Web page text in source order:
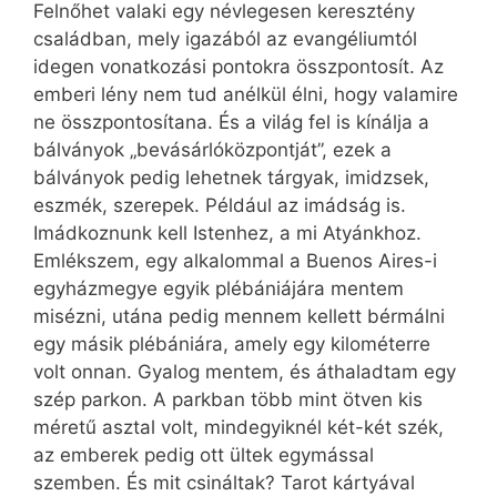
Felnőhet valaki egy névlegesen keresztény
családban, mely igazából az evangéliumtól
idegen vonatkozási pontokra összpontosít. Az
emberi lény nem tud anélkül élni, hogy valamire
ne összpontosítana. És a világ fel is kínálja a
bálványok „bevásárlóközpontját”, ezek a
bálványok pedig lehetnek tárgyak, imidzsek,
eszmék, szerepek. Például az imádság is.
Imádkoznunk kell Istenhez, a mi Atyánkhoz.
Emlékszem, egy alkalommal a Buenos Aires-i
egyházmegye egyik plébániájára mentem
misézni, utána pedig mennem kellett bérmálni
egy másik plébániára, amely egy kilométerre
volt onnan. Gyalog mentem, és áthaladtam egy
szép parkon. A parkban több mint ötven kis
méretű asztal volt, mindegyiknél két-két szék,
az emberek pedig ott ültek egymással
szemben. És mit csináltak? Tarot kártyával